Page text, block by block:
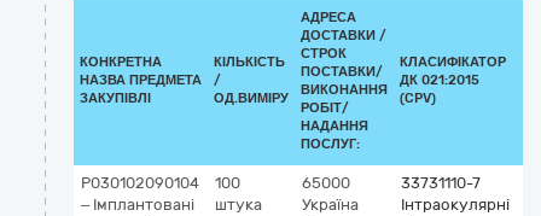
КОНКРЕТНА
НАЗВА ПРЕДМЕТА
ЗАКУПІВЛІ
КІЛЬКІСТЬ
/
ОД.ВИМІРУ
АДРЕСА
ДОСТАВКИ /
СТРОК
ПОСТАВКИ/
ВИКОНАННЯ
РОБІТ/
НАДАННЯ
ПОСЛУГ:
КЛАСИФІКАТОР
ДК 021:2015
(CPV)
P030102090104
– Імплантовані
100
штука
65000
Україна
33731110-7
Інтраокулярні